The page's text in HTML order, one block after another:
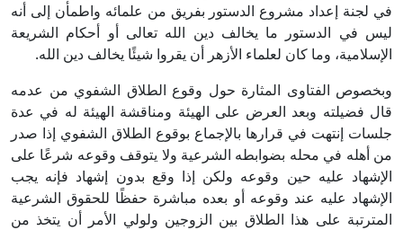
في لجنة إعداد مشروع الدستور بفريق من علمائه واطمأن إلى أنه
ليس في الدستور ما يخالف دين الله تعالى أو أحكام الشريعة
الإسلامية، وما كان لعلماء الأزهر أن يقروا شيئًا يخالف دين الله.
وبخصوص الفتاوى المثارة حول وقوع الطلاق الشفوي من عدمه
قال فضيلته وبعد العرض على الهيئة ومناقشة الهيئة له في عدة
جلسات إنتهت في قرارها بالإجماع بوقوع الطلاق الشفوي إذا صدر
من أهله في محله بضوابطه الشرعية ولا يتوقف وقوعه شرعًا على
الإشهاد عليه حين وقوعه ولكن إذا وقع بدون إشهاد فإنه يجب
الإشهاد عليه عند وقوعه أو بعده مباشرة حفظًا للحقوق الشرعية
المترتبة على هذا الطلاق بين الزوجين ولولي الأمر أن يتخذ من